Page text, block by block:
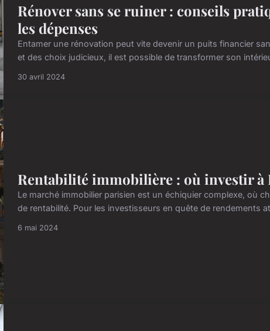
Rénover sans se ruiner : conseils
les dépenses
Entamer une rénovation peut vite devenir un puits financier
et des choix judicieux, il est possible de transformer son
30 avril 2024
Rentabilité immobilière : où investir à
Le marché immobilier parisien est un échiquier complexe, où
de rentabilité. Pour les investisseurs en quête de rendements
6 mai 2024